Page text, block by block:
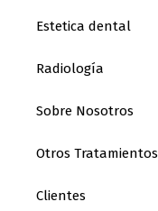
Estetica dental
Radiología
Sobre Nosotros
Otros Tratamientos
Clientes